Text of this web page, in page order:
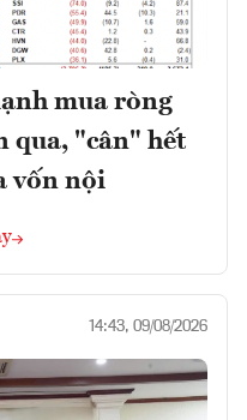
mua ròng
qua, "cân" hết
vốn nội
14:43, 09/08/2026